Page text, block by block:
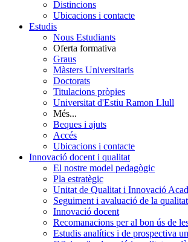
Distincions
Ubicacions i contacte
Estudis
Nous Estudiants
Oferta formativa
Graus
Màsters Universitaris
Doctorats
Titulacions pròpies
Universitat d'Estiu Ramon Llull
Més...
Beques i ajuts
Accés
Ubicacions i contacte
Innovació docent i qualitat
El nostre model pedagògic
Pla estratègic
Unitat de Qualitat i Innovació
Seguiment i avaluació de la qualitat
Innovació docent
Recomanacions per al bon ús de
Estudis analítics i de prospectiva